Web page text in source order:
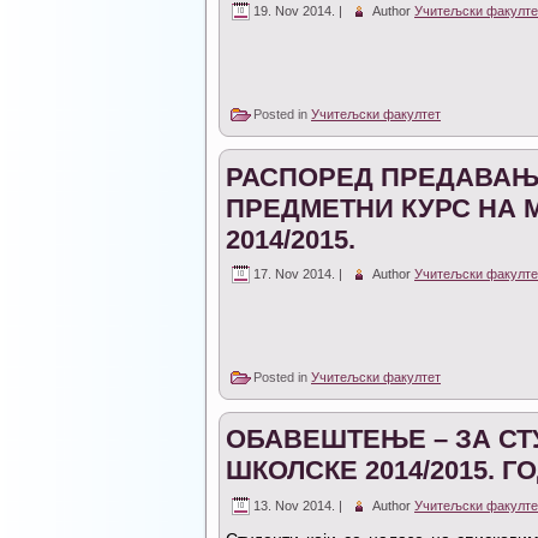
19. Nov 2014. | Author Учитељски
Posted in Учитељски факултет
РАСПОРЕД
ПРЕДМЕТНИ КУРС НА
2014/2015.
17. Nov 2014. | Author Учитељски
Posted in Учитељски факултет
ОБАВЕШТЕЊЕ – ЗА
ШКОЛСКЕ 2014/2015.
13. Nov 2014. | Author Учитељски